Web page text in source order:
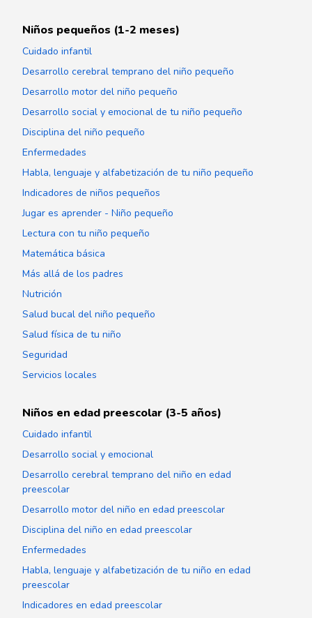
Niños pequeños (1-2 meses)
Cuidado infantil
Desarrollo cerebral temprano del niño pequeño
Desarrollo motor del niño pequeño
Desarrollo social y emocional de tu niño pequeño
Disciplina del niño pequeño
Enfermedades
Habla, lenguaje y alfabetización de tu niño pequeño
Indicadores de niños pequeños
Jugar es aprender - Niño pequeño
Lectura con tu niño pequeño
Matemática básica
Más allá de los padres
Nutrición
Salud bucal del niño pequeño
Salud física de tu niño
Seguridad
Servicios locales
Niños en edad preescolar (3-5 años)
Cuidado infantil
Desarrollo social y emocional
Desarrollo cerebral temprano del niño en edad
preescolar
Desarrollo motor del niño en edad preescolar
Disciplina del niño en edad preescolar
Enfermedades
Habla, lenguaje y alfabetización de tu niño en edad
preescolar
Indicadores en edad preescolar